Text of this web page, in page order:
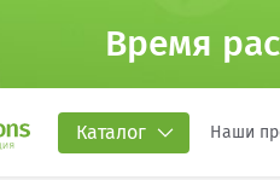
Время
Каталог Наши